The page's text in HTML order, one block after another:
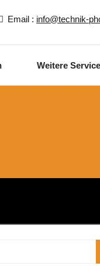
Email : info@technik-
Weitere Service